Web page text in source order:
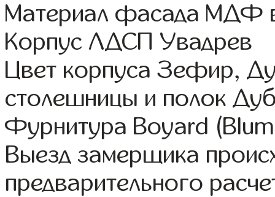
Материал фасада МДФ
Корпус ЛДСП Увадрев
Цвет корпуса Зефир,
столешницы и полок
Фурнитура Boyard
Выезд замерщика
предварительного